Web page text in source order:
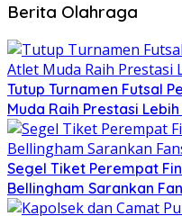
Berita Olahraga
Tutup Turnamen Futsal
Muda Raih Prestasi
Segel Tiket Perempat
Bellingham Sarankan